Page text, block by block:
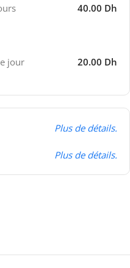
40.00 Dh
jour 20.00 Dh
Plus de détails.
Plus de détails.